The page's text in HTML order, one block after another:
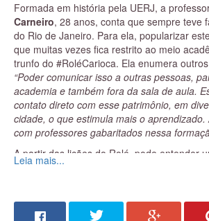
Formada em história pela UERJ, a
Carneiro, 28 anos, conta que sempre teve
do Rio de Janeiro. Para ela, popularizar
que muitas vezes fica restrito ao meio
trunfo do #RoléCarioca. Ela enumera
“Poder comunicar isso a outras pessoas,
academia e também fora da sala de aula.
contato direto com esse patrimônio, em
cidade, o que estimula mais o aprendizado.
com professores gabaritados nessa
A partir das lições do Rolé, pode entender
história que aprendeu, ainda na faculdade,
Mesquita, município do Grande Rio.
Leia mais...